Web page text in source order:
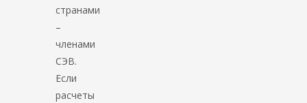
странами
–
членами
СЭВ.
Если
расчеты